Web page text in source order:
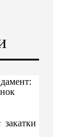
закатки